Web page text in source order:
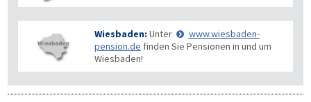
Wiesbaden: Unter
www.wiesbaden-
pension.de finden Sie Pensionen in und um
Wiesbaden!